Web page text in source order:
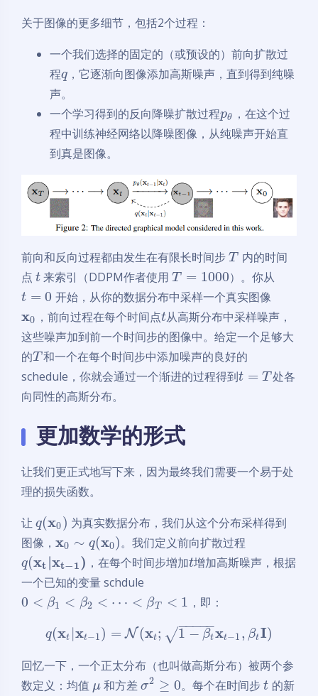
关于图像的更多细节，包括2个过程：
一个我们选择的固定的（或预设的）前向扩散过
程q，它逐渐向图像添加高斯噪声，直到得到纯噪
声。
一个学习得到的反向降噪扩散过程pθ
，在这个过
程中训练神经网络以降噪图像，从纯噪声开始直
到真是图像。
前向和反向过程都由发生在有限长时间步 T
内的时间
点 t 来索引（DDPM作者使用T = 1000）。你从
t = 0 开始，从你的数据分布中采样一个真实图像
x0 ，前向过程在每个时间点t从高斯分布中采样噪声，
这些噪声加到前一个时间步的图像中。给定一个足够大
的T 和一个在每个时间步中添加噪声的良好的
schedule，你就会通过一个渐进的过程得到t = T 处各
向同性的高斯分布。
更加数学的形式
让我们更正式地写下来，因为最终我们需要一个易于处
理的损失函数。
让 q(x0) 为真实数据分布，我们从这个分布采样得到
图像， x0 ∼ q(x0)。我们定义前向扩散过程
q(xt |xt−1) ，在每个时间步增加t增加高斯噪声，根据
一个已知的变量 schdule
0 < β1 < β2 < ⋯ < βT < 1 ，即：
q(xt |xt−1) = N (xt; 1 − βt
− −
−−−
√ xt−1 , βtI)
回忆一下，一个正太分布（也叫做高斯分布）被两个参
数定义：均值 μ 和方差σ2 ≥ 0。每个在时间步t 的新